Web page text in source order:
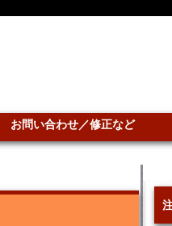
お問い合わせ／修正など